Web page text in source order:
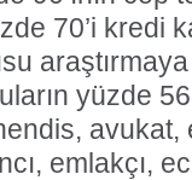
70’i kredi
yüzde
avukat,
emlakçı,